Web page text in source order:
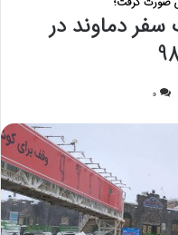
سفر دماوند در
0